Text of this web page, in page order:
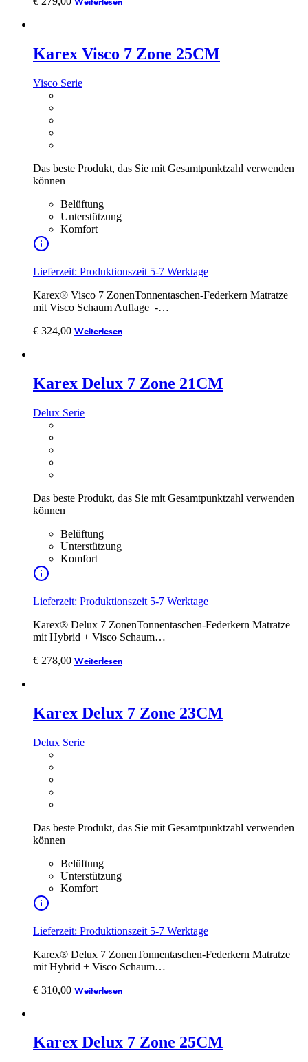
Karex Visco 7 Zone 25CM
Visco Serie
Das beste Produkt, das Sie mit Gesamtpunktzahl verwenden
können
Belüftung
Unterstützung
Komfort
Lieferzeit: Produktionszeit 5-7 Werktage
Karex® Visco 7 ZonenTonnentaschen-Federkern Matratze
mit Visco Schaum Auflage -…
€ 324,00 Weiterlesen
Karex Delux 7 Zone 21CM
Delux Serie
Das beste Produkt, das Sie mit Gesamtpunktzahl verwenden
können
Belüftung
Unterstützung
Komfort
Lieferzeit: Produktionszeit 5-7 Werktage
Karex® Delux 7 ZonenTonnentaschen-Federkern Matratze
mit Hybrid + Visco Schaum…
€ 278,00 Weiterlesen
Karex Delux 7 Zone 23CM
Delux Serie
Das beste Produkt, das Sie mit Gesamtpunktzahl verwenden
können
Belüftung
Unterstützung
Komfort
Lieferzeit: Produktionszeit 5-7 Werktage
Karex® Delux 7 ZonenTonnentaschen-Federkern Matratze
mit Hybrid + Visco Schaum…
€ 310,00 Weiterlesen
Karex Delux 7 Zone 25CM